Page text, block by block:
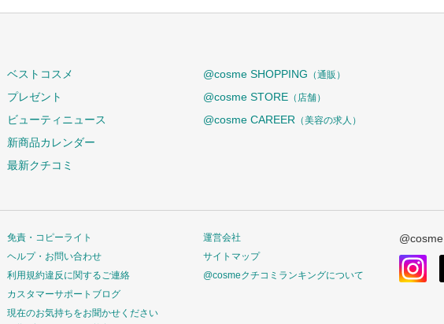
ベストコスメ
プレゼント
ビューティニュース
新商品カレンダー
最新クチコミ
@cosme SHOPPING （通販）
@cosme STORE （店舗）
@cosme CAREER （美容の求人）
免責・コピーライト
ヘルプ・お問い合わせ
利用規約違反に関するご連絡
カスタマーサポートブログ
現在のお気持ちをお聞かせください
運営会社
サイトマップ
@cosmeクチコミランキングについて